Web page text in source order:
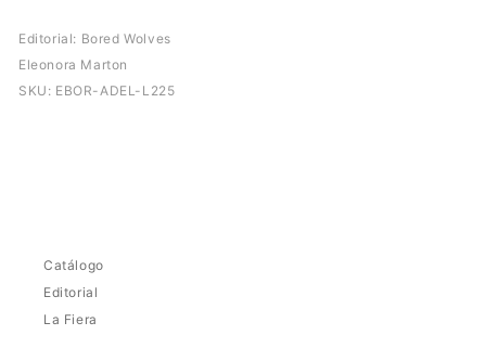
Editorial: Bored Wolves
Eleonora Marton
SKU: EBOR-ADEL-L225
Catálogo
Editorial
La Fiera